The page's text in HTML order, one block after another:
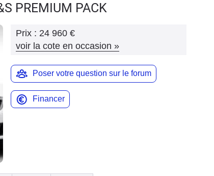
PREMIUM PACK
Prix : 24 960 €
voir la cote en occasion »
Poser votre question sur le forum
Financer